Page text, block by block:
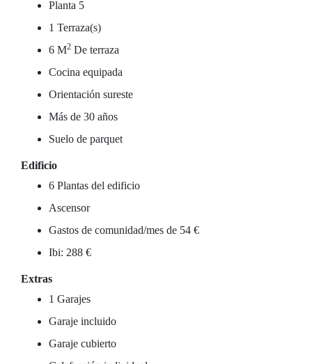
Planta 5
1 Terraza(s)
6 M2 De terraza
Cocina equipada
Orientación sureste
Más de 30 años
Suelo de parquet
Edificio
6 Plantas del edificio
Ascensor
Gastos de comunidad/mes de 54 €
Ibi: 288 €
Extras
1 Garajes
Garaje incluido
Garaje cubierto